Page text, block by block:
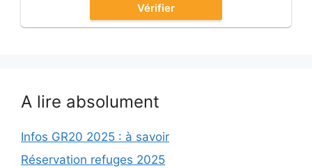
Vérifier
A lire absolument
Infos GR20 2025 : à savoir
Réservation refuges 2025